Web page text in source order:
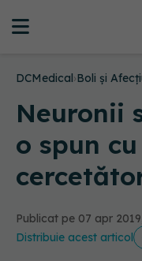
DCMedical›Boli și
Neuronii
o spun
Publicat pe 07 apr
Distribuie acest articol